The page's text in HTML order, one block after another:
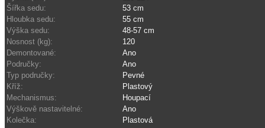
Šířka sedu:
53 cm
Hloubka sedu:
55 cm
Výška sedu:
48-57 cm
Nosnost (kg):
120
Demontované:
Ano
Područky:
Ano
Typ područky:
Pevné
Kříž:
Plastový
Mechanismus:
Houpací
Výškově nastavitelné:
Ano
Kolečka:
Plastová